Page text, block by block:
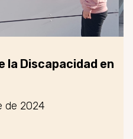
la Discapacidad en
de 2024